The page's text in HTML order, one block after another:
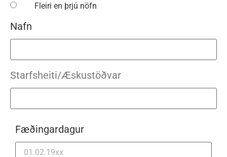
Fleiri en þrjú nöfn
Nafn
Starfsheiti/Æskustöðvar
Fæðingardagur